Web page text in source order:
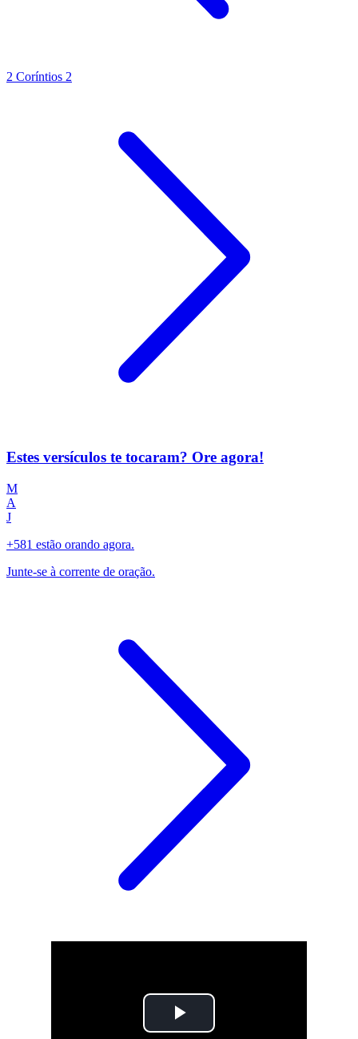
2 Coríntios 2
Estes versículos te tocaram? Ore agora!
M
A
J
+581 estão orando agora.
Junte-se à corrente de oração.